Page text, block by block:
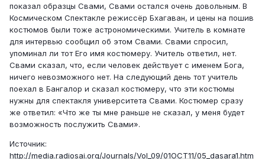
показал образцы Свами, Свами остался очень довольным. В
Космическом Спектакле режиссёр Бхагаван, и цены на пошив
костюмов были тоже астрономическими. Учитель в комнате
для интервью сообщил об этом Свами. Свами спросил,
упоминал ли тот Его имя костюмеру. Учитель ответил, нет.
Свами сказал, что, если человек действует с именем Бога,
ничего невозможного нет. На следующий день тот учитель
поехал в Бангалор и сказал костюмеру, что эти костюмы
нужны для спектакля университета Свами. Костюмер сразу
же ответил: «Что же ты мне раньше не сказал, у меня будет
возможность послужить Свами».
Источник:
http://media.radiosai.org/Journals/Vol_09/01OCT11/05_dasara1.htm